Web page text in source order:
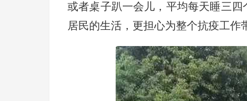
或者桌子趴一会儿，平均每天睡三
居民的生活，更担心为整个抗疫工作